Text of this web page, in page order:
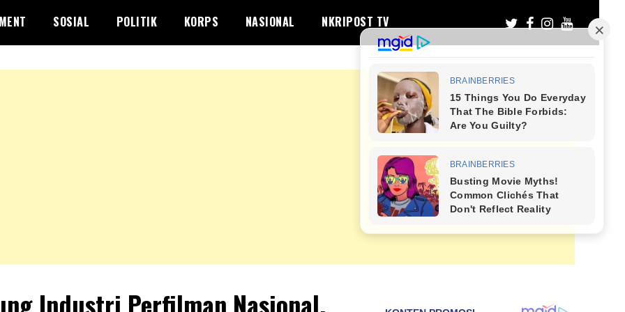
SOSIAL POLITIK KORPS NASIONAL NKRIPOST TV
Industri Perfilman Nasional,